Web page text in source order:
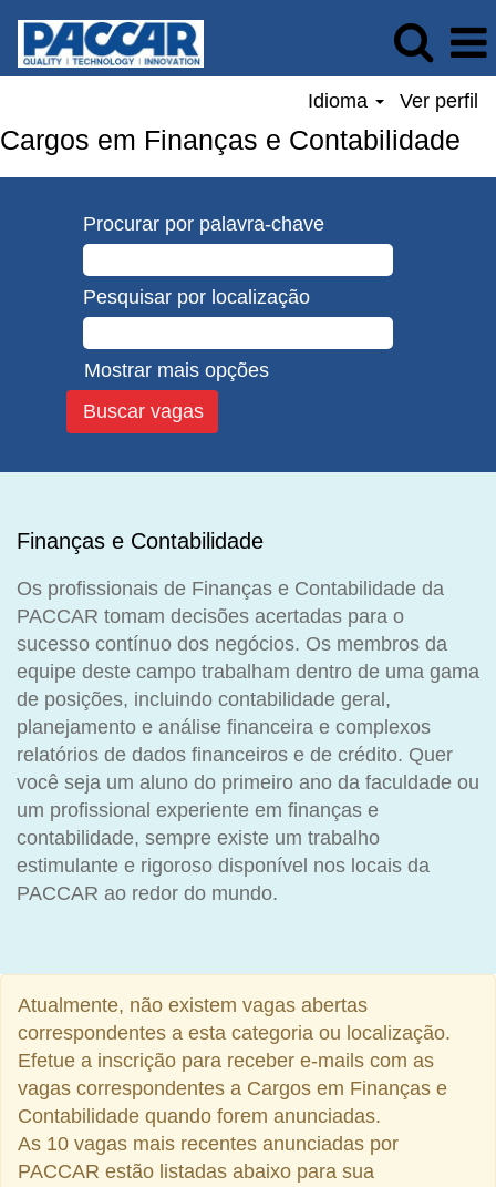
Idioma Ver perfil
Cargos em Finanças e Contabilidade
Procurar por palavra-chave
Pesquisar por localização
Mostrar mais opções
Finanças e Contabilidade
Os profissionais de Finanças e Contabilidade da
PACCAR tomam decisões acertadas para o
sucesso contínuo dos negócios. Os membros da
equipe deste campo trabalham dentro de uma gama
de posições, incluindo contabilidade geral,
planejamento e análise financeira e complexos
relatórios de dados financeiros e de crédito. Quer
você seja um aluno do primeiro ano da faculdade ou
um profissional experiente em finanças e
contabilidade, sempre existe um trabalho
estimulante e rigoroso disponível nos locais da
PACCAR ao redor do mundo.
Atualmente, não existem vagas abertas
correspondentes a esta categoria ou localização.
Efetue a inscrição para receber e-mails com as
vagas correspondentes a Cargos em Finanças e
Contabilidade quando forem anunciadas.
As 10 vagas mais recentes anunciadas por
PACCAR estão listadas abaixo para sua